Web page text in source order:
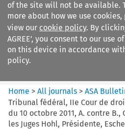
of the site will not be available.
more about how we use cookies,
view our cookie policy. By
AGREE’, you consent to our use
on this device in accordance
policy.
Search filters
ASA Bulletin
Home >All journals >ASA
Tribunal fédéral, IIe Cour de
du 10 octobre 2011, A. contre
les Juges Hohl, Présidente,